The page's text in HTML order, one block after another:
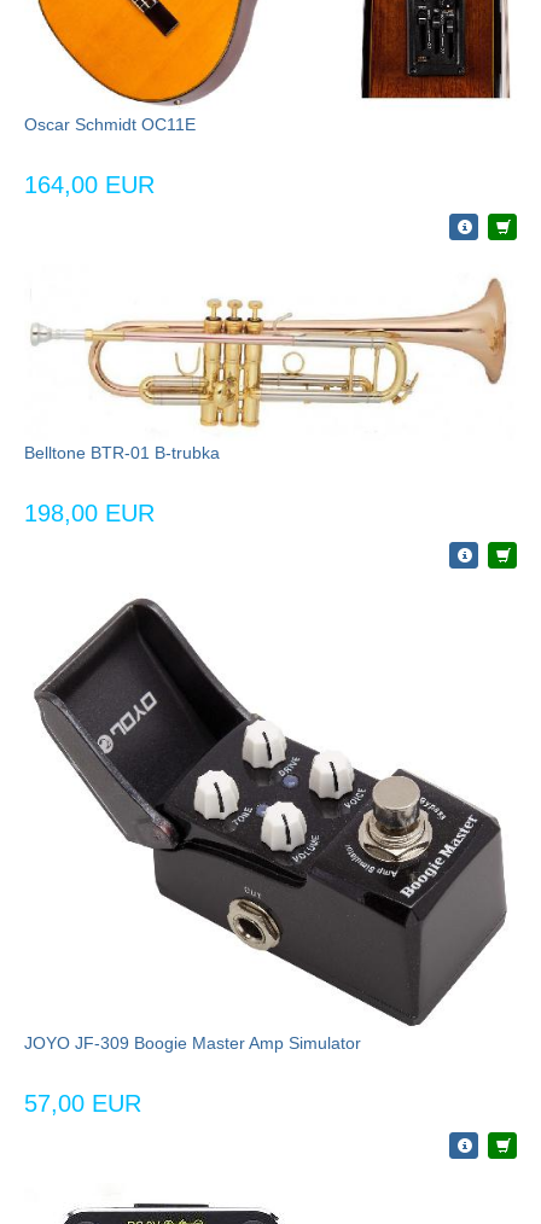
Oscar Schmidt OC11E
164,00 EUR
Belltone BTR-01 B-trubka
198,00 EUR
JOYO JF-309 Boogie Master Amp Simulator
57,00 EUR